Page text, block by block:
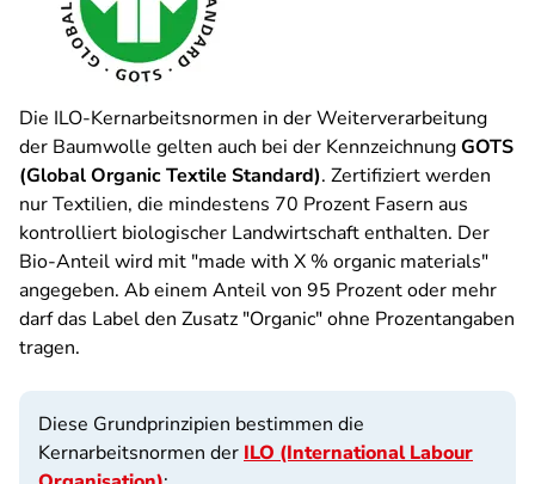
Die ILO-Kernarbeitsnormen in der Weiterverarbeitung
der Baumwolle gelten auch bei der KennzeichnungGOTS
(Global Organic Textile Standard). Zertifiziert werden
nur Textilien, die mindestens 70 Prozent Fasern aus
kontrolliert biologischer Landwirtschaft enthalten. Der
Bio-Anteil wird mit "made with X % organic materials"
angegeben. Ab einem Anteil von 95 Prozent oder mehr
darf das Label den Zusatz "Organic" ohne Prozentangaben
tragen.
Diese Grundprinzipien bestimmen die
Kernarbeitsnormen der ILO (International Labour